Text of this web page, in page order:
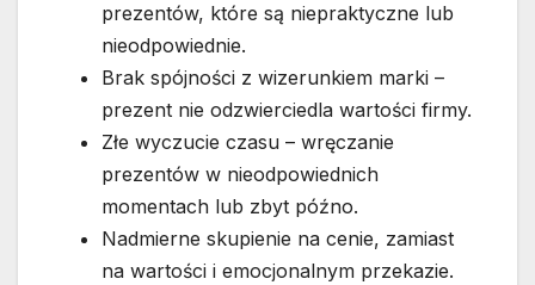
prezentów, które są niepraktyczne lub
nieodpowiednie.
Brak spójności z wizerunkiem marki –
prezent nie odzwierciedla wartości firmy.
Złe wyczucie czasu – wręczanie
prezentów w nieodpowiednich
momentach lub zbyt późno.
Nadmierne skupienie na cenie, zamiast
na wartości i emocjonalnym przekazie.